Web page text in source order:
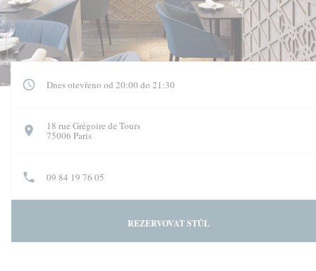
Dnes otevřeno od 20:00 do 21:30
18 rue Grégoire de Tours
75006 Paris
09 84 19 76 05
REZERVOVAT STŮL